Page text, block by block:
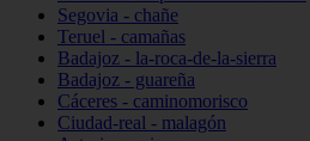
Segovia - chañe
Teruel - camañas
Badajoz - la-roca-de-la-sierra
Badajoz - guareña
Cáceres - caminomorisco
Ciudad-real - malagón